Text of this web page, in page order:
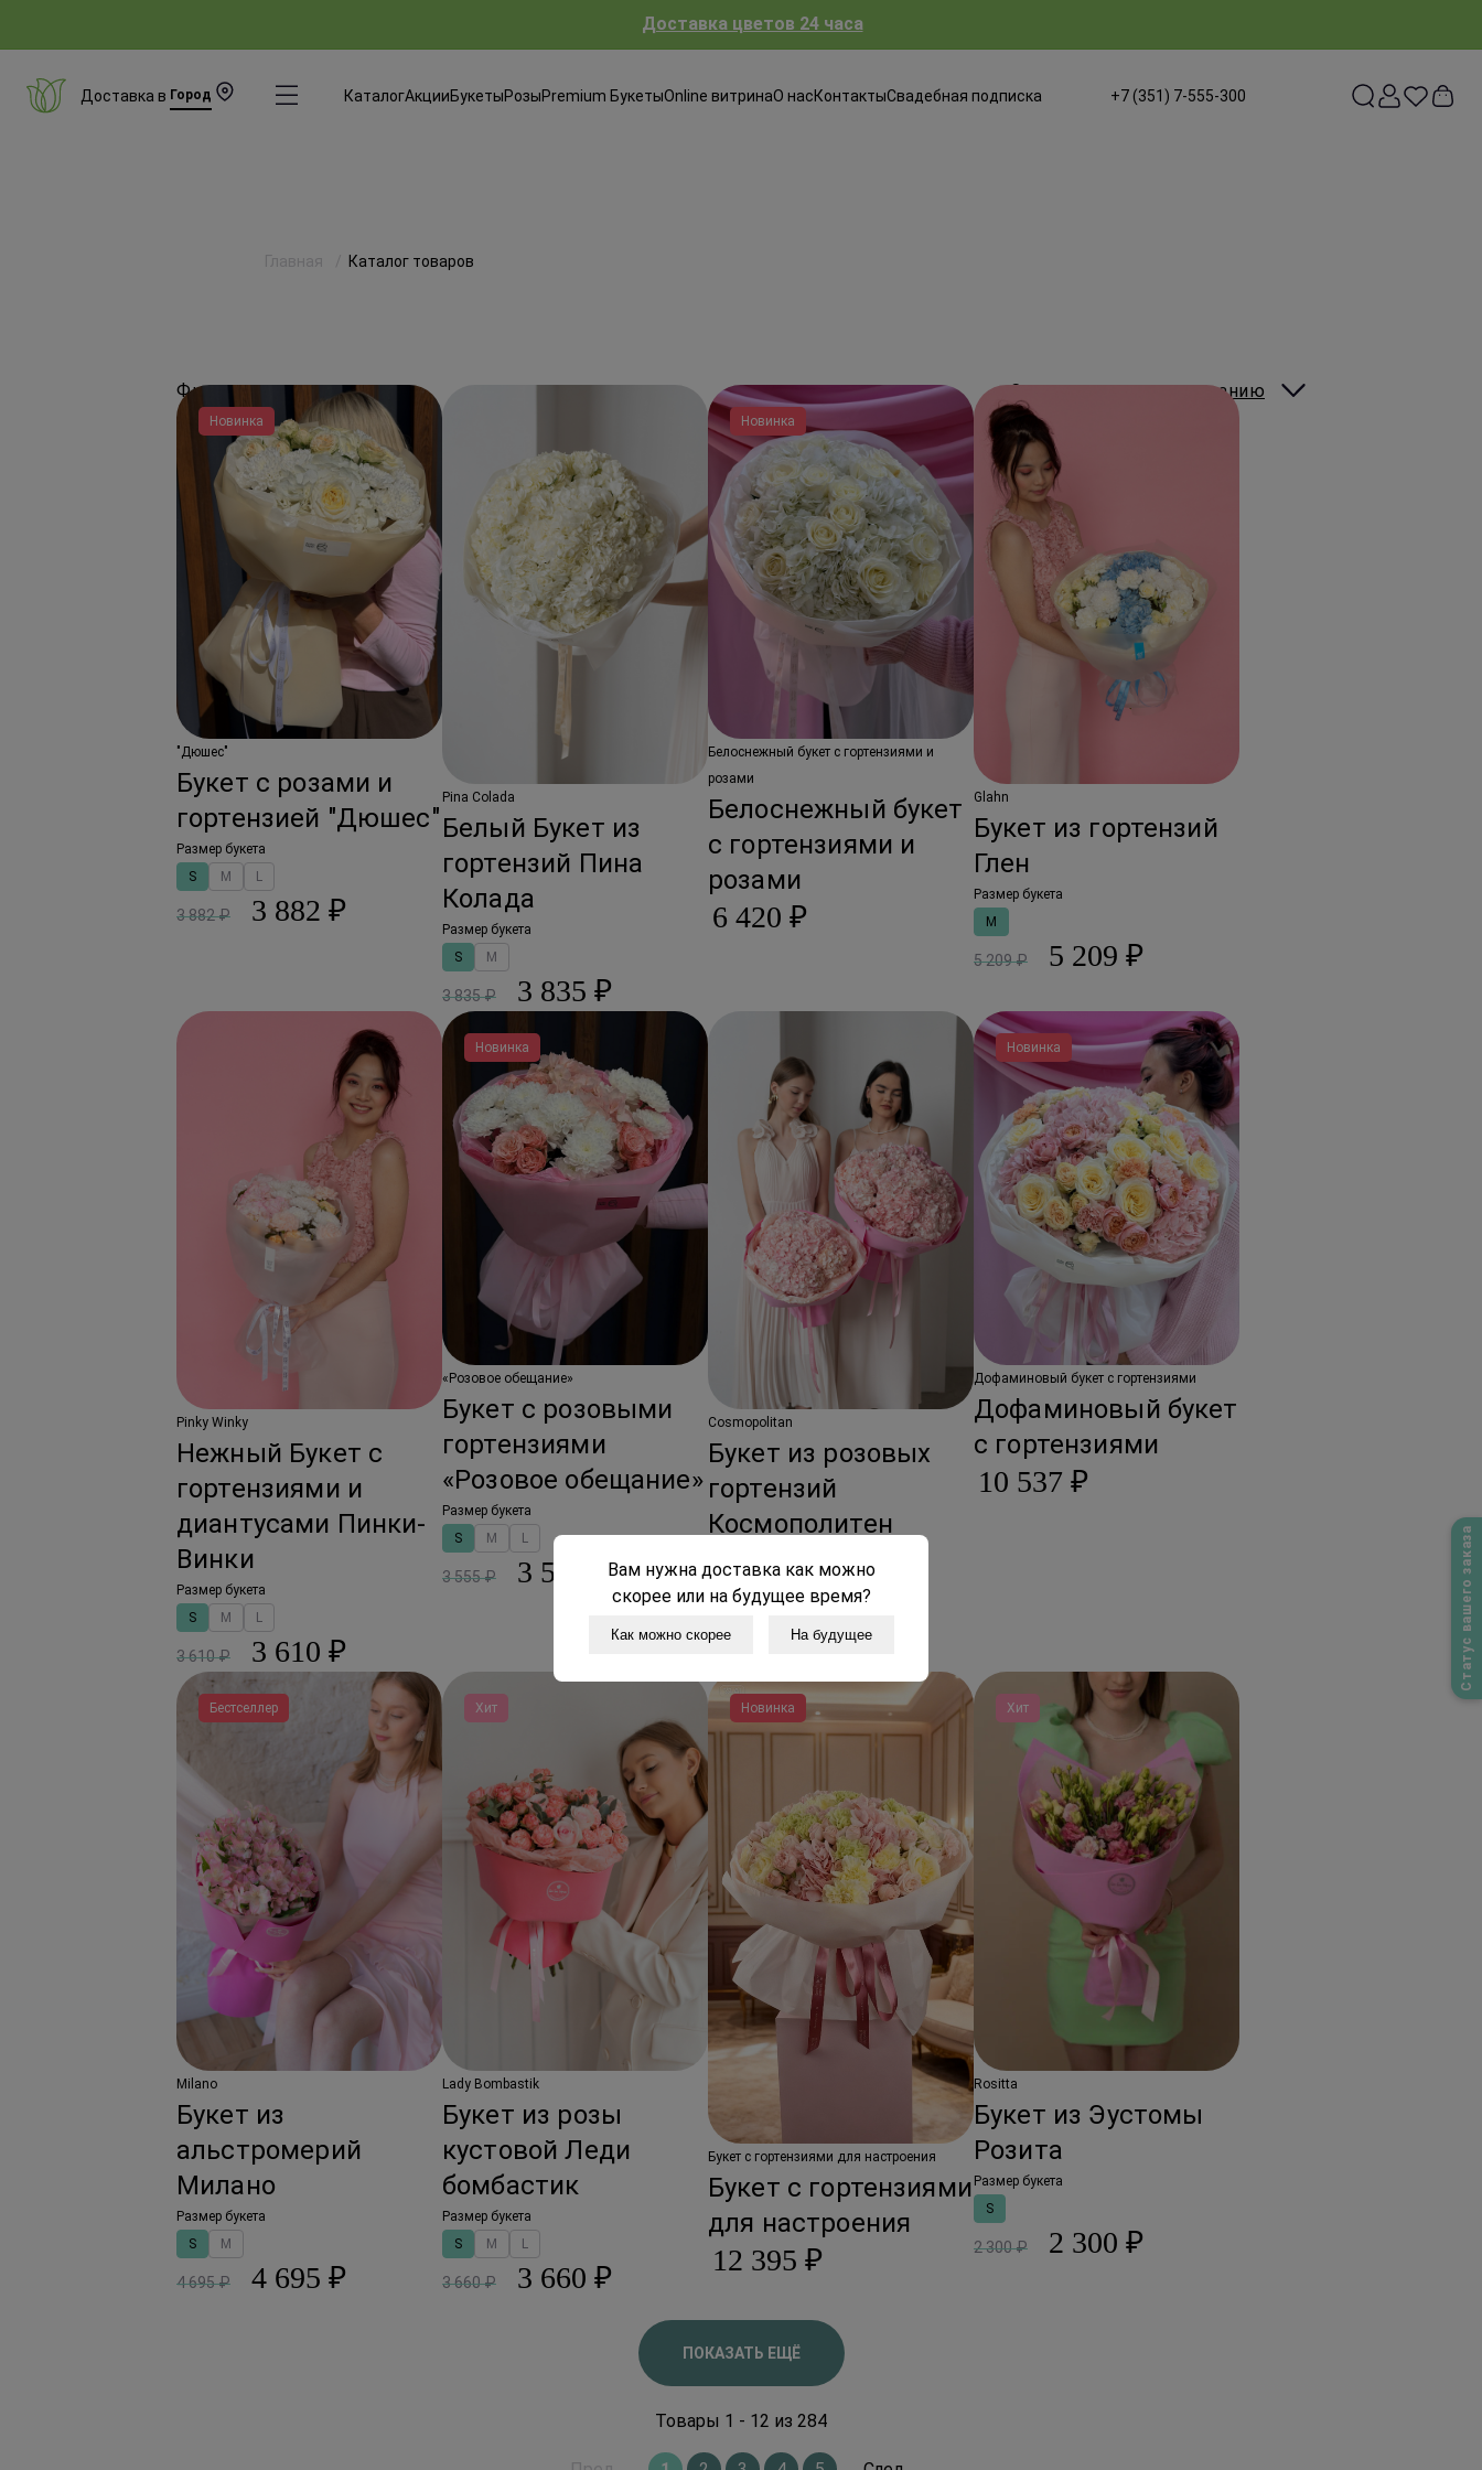
Доставка цветов 24 часа
Доставка в Город КаталогАкцииБукетыРозыPremium БукетыOnline витринаО насКонтактыСвадебная подписка +7 (351) 7-555-300
Статус вашего заказа
Фильтры Сортировать: по умолчанию
Главная Каталог товаров
Новинка
"Дюшес"
Букет с розами и
гортензией "Дюшес"
Размер букета
S
M L
3 882 ₽ 3 882 ₽
Pina Colada
Белый Букет из
гортензий Пина
Колада
Размер букета
S
M
3 835 ₽ 3 835 ₽
Новинка
Белоснежный букет с гортензиями и
розами
Белоснежный букет
с гортензиями и
розами
6 420 ₽
Glahn
Букет из гортензий
Глен
Размер букета
M
5 209 ₽ 5 209 ₽
Pinky Winky
Нежный Букет с
гортензиями и
диантусами Пинки-
Винки
Размер букета
S
M L
3 610 ₽ 3 610 ₽
Новинка
«Розовое обещание»
Букет с розовыми
гортензиями
«Розовое обещание»
Размер букета
S
M L
3 555 ₽ 3 555 ₽
Cosmopolitan
Букет из розовых
гортензий
Космополитен
3 775 ₽
Новинка
Дофаминовый букет с гортензиями
Дофаминовый букет
с гортензиями
10 537 ₽
Бестселлер
Milano
Букет из
альстромерий
Милано
Размер букета
S
M
4 695 ₽ 4 695 ₽
Хит
Lady Bombastik
Букет из розы
кустовой Леди
бомбастик
Размер букета
S
M L
3 660 ₽ 3 660 ₽
Новинка
Букет с гортензиями для настроения
Букет с гортензиями
для настроения
12 395 ₽
Хит
Rositta
Букет из Эустомы
Розита
Размер букета
S
2 300 ₽ 2 300 ₽
ПОКАЗАТЬ ЕЩЁ
Товары 1 - 12 из 284
Вам нужна доставка как можно
скорее или на будущее время?
Как можно скорее На будущее